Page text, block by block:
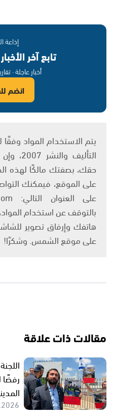
تابع آخر
أخبار عاجلة ·
انضم
حقك، بصفتك مالكًا لهذه
على الموقع، فيمكنك
بالتوقف عن استخدام
هاتفك وإرفاق تصوير
على موقع الشمس. وشكرًا!
مقالات ذات علاقة